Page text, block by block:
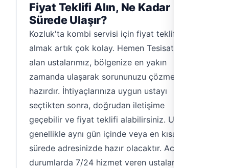
Fiyat Teklifi Alın, Ne Kadar
Sürede Ulaşır?
Kozluk'ta kombi servisi için fiyat teklifi
almak artık çok kolay. Hemen Tesisat'ta yer
alan ustalarımız, bölgenize en yakın
zamanda ulaşarak sorununuzu çözmeye
hazırdır. İhtiyaçlarınıza uygun ustayı
seçtikten sonra, doğrudan iletişime
geçebilir ve fiyat teklifi alabilirsiniz. Usta,
genellikle aynı gün içinde veya en kısa
sürede adresinizde hazır olacaktır. Acil
durumlarda 7/24 hizmet veren ustalarımız